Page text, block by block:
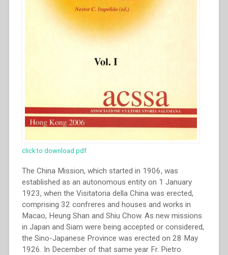
click to download pdf
The China Mission, which started in 1906, was
established as an autonomous entity on 1 January
1923, when the Visitatoria della China was erected,
comprising 32 confreres and houses and works in
Macao, Heung Shan and Shiu Chow. As new missions
in Japan and Siam were being accepted or considered,
the Sino-Japanese Province was erected on 28 May
1926. In December of that same year Fr. Pietro